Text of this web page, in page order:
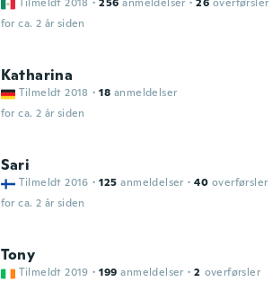
for ca. 2 år siden
Katharina
Tilmeldt 2018 · 18 anmeldelser
for ca. 2 år siden
Sari
Tilmeldt 2016 · 125 anmeldelser · 40 overførsler
for ca. 2 år siden
Tony
Tilmeldt 2019 · 199 anmeldelser · 2 overførsler